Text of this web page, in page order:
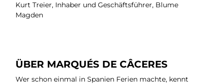
Kurt Treier, Inhaber und Geschäftsführer, Blume
Magden
ÜBER MARQUÉS DE CÂCERES
Wer schon einmal in Spanien Ferien machte, kennt